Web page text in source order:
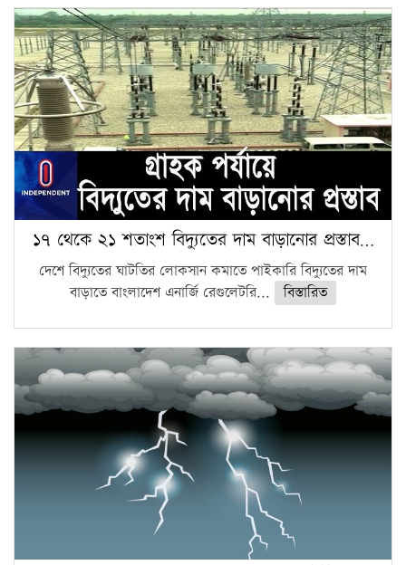
১৭ থেকে ২১ শতাংশ বিদ্যুতের দাম বাড়ানোর প্রস্তাব…
দেশে বিদ্যুতের ঘাটতির লোকসান কমাতে পাইকারি বিদ্যুতের দাম
বাড়াতে বাংলাদেশ এনার্জি রেগুলেটরি...
বিস্তারিত